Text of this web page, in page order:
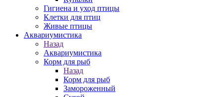
Гигиена и уход птицы
Клетки для птиц
Живые птицы
Аквариумистика
Назад
Аквариумистика
Корм для рыб
Назад
Корм для рыб
Замороженный